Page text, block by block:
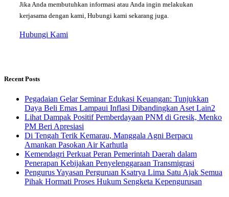
Jika Anda membutuhkan informasi atau Anda ingin melakukan
kerjasama dengan kami, Hubungi kami sekarang juga.
Hubungi Kami
Recent Posts
Pegadaian Gelar Seminar Edukasi Keuangan: Tunjukkan
Daya Beli Emas Lampaui Inflasi Dibandingkan Aset Lain2
Lihat Dampak Positif Pemberdayaan PNM di Gresik, Menko
PM Beri Apresiasi
​Di Tengah Terik Kemarau, Manggala Agni Berpacu
Amankan Pasokan Air Karhutla
Kemendagri Perkuat Peran Pemerintah Daerah dalam
Penerapan Kebijakan Penyelenggaraan Transmigrasi
Pengurus Yayasan Perguruan Ksatrya Lima Satu Ajak Semua
Pihak Hormati Proses Hukum Sengketa Kepengurusan